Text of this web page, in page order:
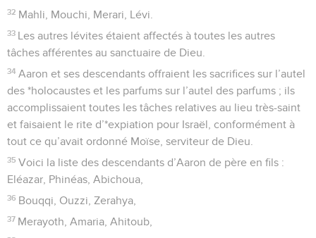
32 Mahli, Mouchi, Merari, Lévi.
33 Les autres lévites étaient affectés à toutes les autres
tâches afférentes au sanctuaire de Dieu.
34 Aaron et ses descendants offraient les sacrifices sur l’autel
des *holocaustes et les parfums sur l’autel des parfums ; ils
accomplissaient toutes les tâches relatives au lieu très-saint
et faisaient le rite d’*expiation pour Israël, conformément à
tout ce qu’avait ordonné Moïse, serviteur de Dieu.
35 Voici la liste des descendants d’Aaron de père en fils :
Eléazar, Phinéas, Abichoua,
36 Bouqqi, Ouzzi, Zerahya,
37 Merayoth, Amaria, Ahitoub,